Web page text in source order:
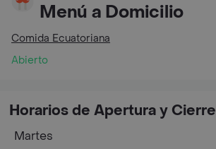
Menú a Domicilio
Comida Ecuatoriana
Abierto
Horarios de Apertura y Cierre
Martes